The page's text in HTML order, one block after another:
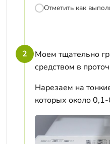
Отметить как
2
Моем тщательно
средством в
Нарезаем на
которых около